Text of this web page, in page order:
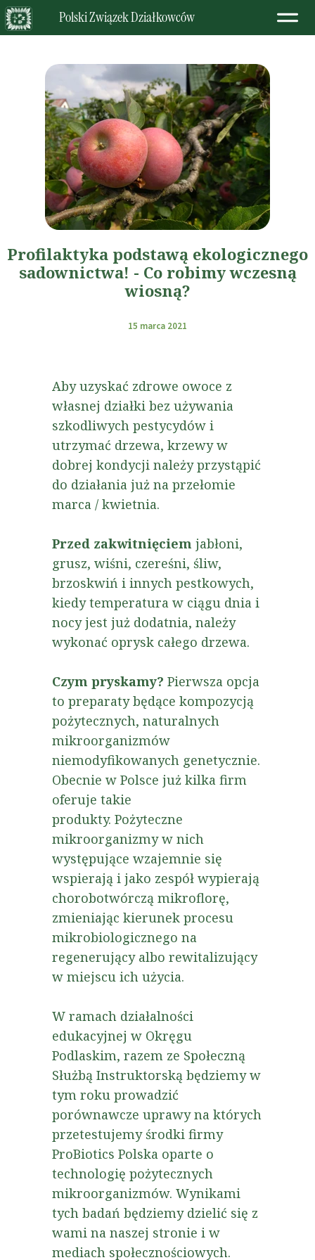
Polski Związek Działkowców
15 marca 2021
Profilaktyka podstawą ekologicznego
sadownictwa! - Co robimy wczesną
wiosną?
Aby uzyskać zdrowe owoce z
własnej działki bez używania
szkodliwych pestycydów i
utrzymać drzewa, krzewy w
dobrej kondycji należy przystąpić
do działania już na przełomie
marca / kwietnia.
Przed zakwitnięciem jabłoni,
grusz, wiśni, czereśni, śliw,
brzoskwiń i innych pestkowych,
kiedy temperatura w ciągu dnia i
nocy jest już dodatnia, należy
wykonać oprysk całego drzewa.
Czym pryskamy? Pierwsza opcja
to preparaty będące kompozycją
pożytecznych, naturalnych
mikroorganizmów
niemodyfikowanych genetycznie.
Obecnie w Polsce już kilka firm
oferuje takie
produkty. Pożyteczne
mikroorganizmy w nich
występujące wzajemnie się
wspierają i jako zespół wypierają
chorobotwórczą mikroflorę,
zmieniając kierunek procesu
mikrobiologicznego na
regenerujący albo rewitalizujący
w miejscu ich użycia.
W ramach działalności
edukacyjnej w Okręgu
Podlaskim, razem ze Społeczną
Służbą Instruktorską będziemy w
tym roku prowadzić
porównawcze uprawy na których
przetestujemy środki firmy
ProBiotics Polska oparte o
technologię pożytecznych
mikroorganizmów. Wynikami
tych badań będziemy dzielić się z
wami na naszej stronie i w
mediach społecznościowych.